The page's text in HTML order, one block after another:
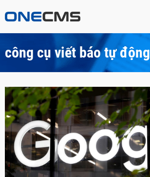
công cụ viết báo tự động